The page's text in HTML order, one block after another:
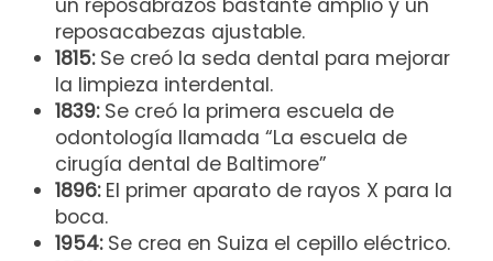
reposacabezas ajustable.
1815: Se creó la seda dental para mejorar
la limpieza interdental.
1839: Se creó la primera escuela de
odontología llamada “La escuela de
cirugía dental de Baltimore”
1896: El primer aparato de rayos X para la
boca.
1954: Se crea en Suiza el cepillo eléctrico.